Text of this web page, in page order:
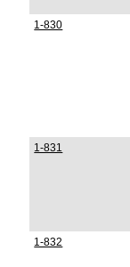
1-830
1-831
1-832